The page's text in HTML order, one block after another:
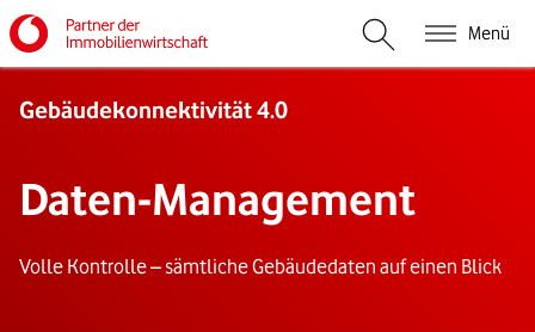
Menü
Suche öffnen
Gebäudekonnektivität 4.0
Daten-Management
Volle Kontrolle – sämtliche Gebäudedaten auf einen Blick